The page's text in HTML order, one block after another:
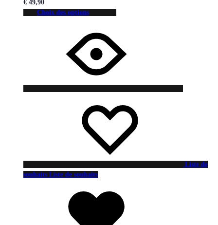
€ 49,90
Choix des options
Liste de
souhaits Liste de souhaits